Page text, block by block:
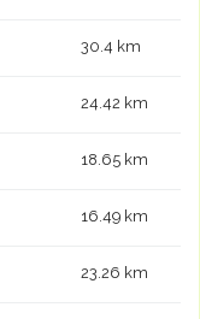
30.4 km
24.42 km
18.65 km
16.49 km
23.26 km